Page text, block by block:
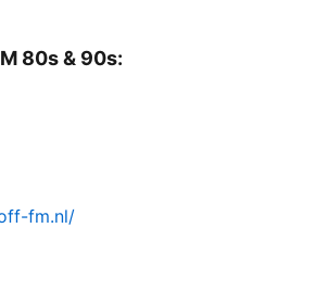
80s & 90s:
fm.nl/